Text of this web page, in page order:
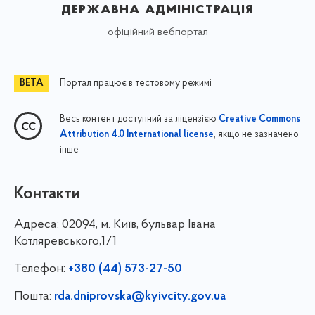
державна адміністрація
офіційний вебпортал
Портал працює в тестовому режимі
Весь контент доступний за ліцензією Creative Commons
Attribution 4.0 International license, якщо не зазначено
інше
Контакти
Адреса: 02094, м. Київ, бульвар Івана
Котляревського,1/1
Телефон: +380 (44) 573-27-50
Пошта: rda.dniprovska@kyivcity.gov.ua